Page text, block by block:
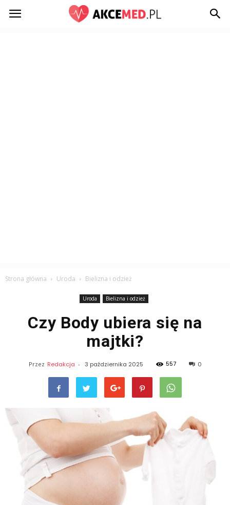
Akcemed.pl
Strona główna Uroda Bielizna i odzież
Uroda Bielizna i odzież
Czy Body ubiera się na
majtki?
Przez Redakcja - 3 października 2025 557 0